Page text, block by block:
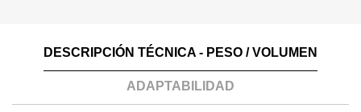
DESCRIPCIÓN TÉCNICA - PESO / VOLUMEN
ADAPTABILIDAD